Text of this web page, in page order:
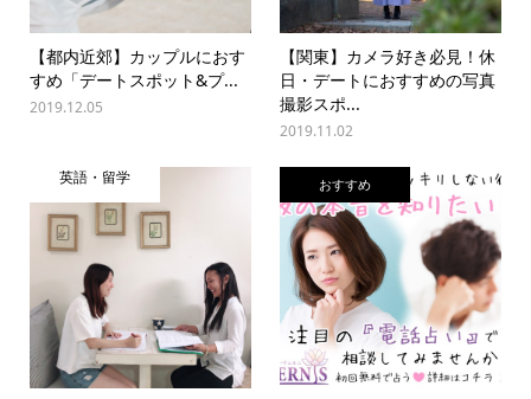
【都内近郊】カップルにおす
すめ「デートスポット&プ...
2019.12.05
【関東】カメラ好き必見！休
日・デートにおすすめの写真
撮影スポ...
2019.11.02
英語・留学 おすすめ